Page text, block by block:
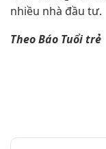
nhiều nhà đầu tư.
Theo Báo Tuổi trẻ